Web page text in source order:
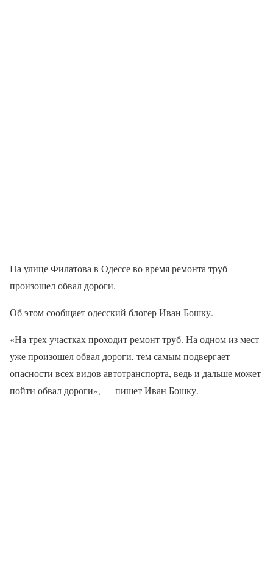
На улице Филатова в Одессе во время ремонта труб
произошел обвал дороги.
Об этом сообщает одесский блогер Иван Бошку.
«На трех участках проходит ремонт труб. На одном из мест
уже произошел обвал дороги, тем самым подвергает
опасности всех видов автотранспорта, ведь и дальше может
пойти обвал дороги», — пишет Иван Бошку.